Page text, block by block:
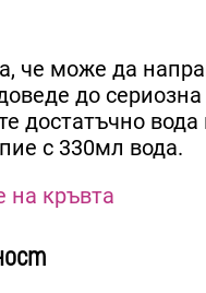
че може да
до
достатъчно
с 330мл вода.
на кръвта